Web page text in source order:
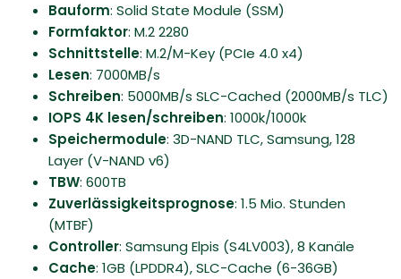
Bauform: Solid State Module (SSM)
Formfaktor: M.2 2280
Schnittstelle: M.2/​M-Key (PCIe 4.0 x4)
Lesen: 7000MB/​s
Schreiben: 5000MB/s SLC-Cached (2000MB/s TLC)
IOPS 4K lesen/schreiben: 1000k/​1000k
Speichermodule: 3D-NAND TLC, Samsung, 128
Layer (V-NAND v6)
TBW: 600TB
Zuverlässigkeitsprognose: 1.5 Mio. Stunden
(MTBF)
Controller: Samsung Elpis (S4LV003), 8 Kanäle
Cache: 1GB (LPDDR4), SLC-Cache (6-36GB)